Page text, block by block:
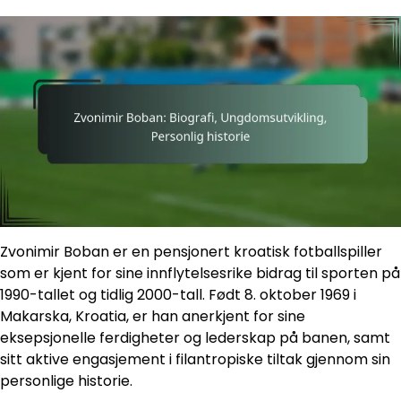
Zvonimir Boban er en pensjonert kroatisk fotballspiller
som er kjent for sine innflytelsesrike bidrag til sporten på
1990-tallet og tidlig 2000-tall. Født 8. oktober 1969 i
Makarska, Kroatia, er han anerkjent for sine
eksepsjonelle ferdigheter og lederskap på banen, samt
sitt aktive engasjement i filantropiske tiltak gjennom sin
personlige historie.